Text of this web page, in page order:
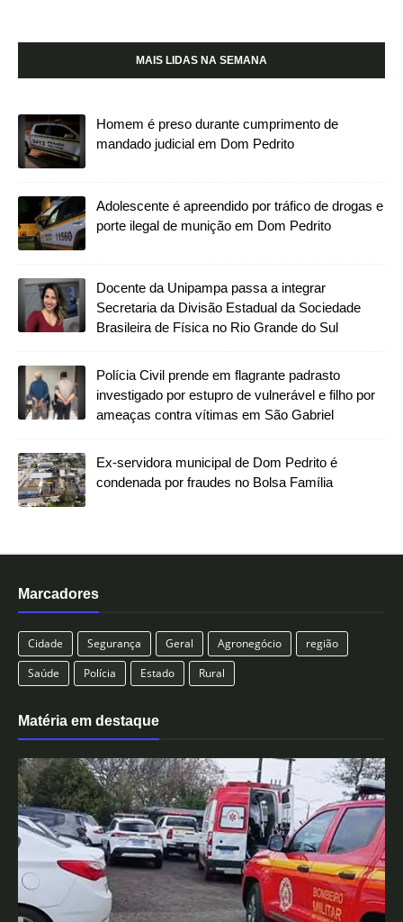
MAIS LIDAS NA SEMANA
Homem é preso durante cumprimento de
mandado judicial em Dom Pedrito
Adolescente é apreendido por tráfico de drogas e
porte ilegal de munição em Dom Pedrito
Docente da Unipampa passa a integrar
Secretaria da Divisão Estadual da Sociedade
Brasileira de Física no Rio Grande do Sul
Polícia Civil prende em flagrante padrasto
investigado por estupro de vulnerável e filho por
ameaças contra vítimas em São Gabriel
Ex-servidora municipal de Dom Pedrito é
condenada por fraudes no Bolsa Família
Marcadores
Cidade Segurança Geral Agronegócio
região
Saúde
Polícia Estado Rural
Matéria em destaque